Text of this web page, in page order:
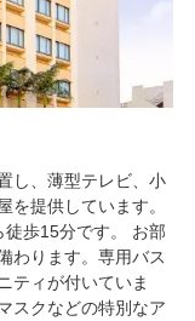
し、薄型テレビ、小
を提供しています。
歩15分です。 お部
わります。専用バス
ティが付いていま
スクなどの特別なア